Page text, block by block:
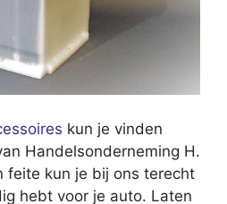
kun je vinden
Handelsonderneming H.
feite kun je bij ons terecht
hebt voor je auto. Laten